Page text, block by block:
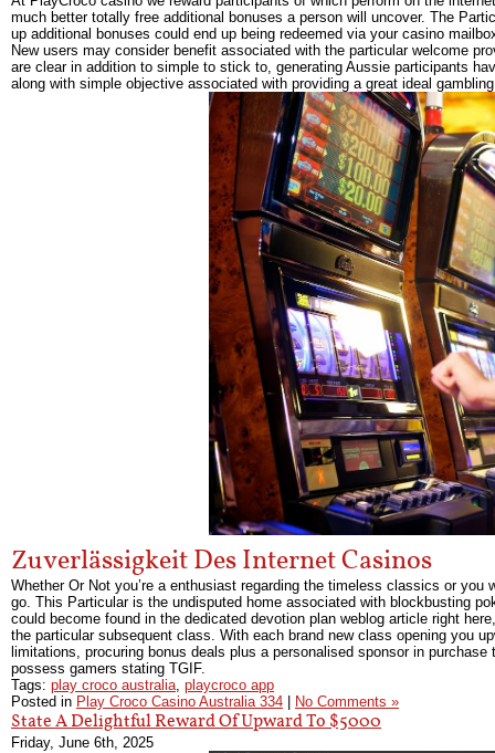
much better totally free additional bonuses a person will uncover. The
up additional bonuses could end up being redeemed via your casino
New users may consider benefit associated with the particular welcome
are clear in addition to simple to stick to, generating Aussie participants
along with simple objective associated with providing a great ideal
Zuverlässigkeit Des Internet Casinos
Whether Or Not you’re a enthusiast regarding the timeless classics or
go. This Particular is the undisputed home associated with blockbusting
could become found in the dedicated devotion plan weblog article right
the particular subsequent class. With each brand new class opening you
limitations, procuring bonus deals plus a personalised sponsor in
possess gamers stating TGIF.
Tags: play croco australia, playcroco app
Posted in Play Croco Casino Australia 334 No Comments »
State A Delightful Reward Of Upward To $5000
Friday, June 6th, 2025